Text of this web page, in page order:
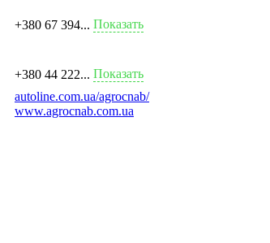
+380 67 394... Показать
+380 44 222... Показать
autoline.com.ua/agrocnab/
www.agrocnab.com.ua